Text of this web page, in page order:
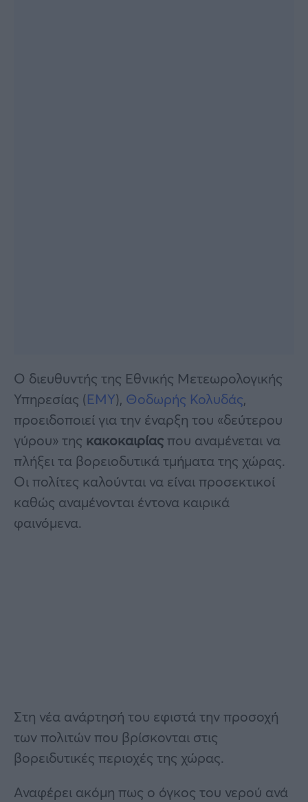
Ο διευθυντής της Εθνικής Μετεωρολογικής
Υπηρεσίας (ΕΜΥ), Θοδωρής Κολυδάς,
προειδοποιεί για την έναρξη του «δεύτερου
γύρου» της κακοκαιρίας που αναμένεται να
πλήξει τα βορειοδυτικά τμήματα της χώρας.
Οι πολίτες καλούνται να είναι προσεκτικοί
καθώς αναμένονται έντονα καιρικά
φαινόμενα.
Στη νέα ανάρτησή του εφιστά την προσοχή
των πολιτών που βρίσκονται στις
βορειδυτικές περιοχές της χώρας.
Αναφέρει ακόμη πως ο όγκος του νερού ανά